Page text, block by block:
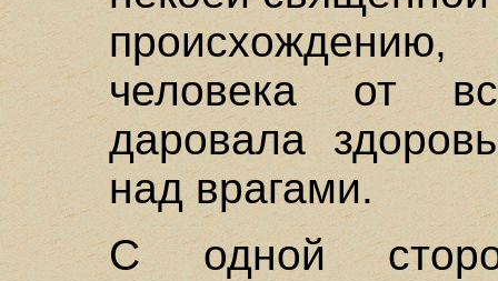
человека от
даровала
над врагами.
С одной